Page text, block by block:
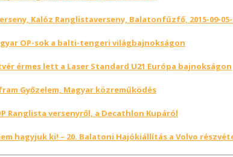
Kalóz Ranglistaverseny, Balatonfűzfő, 2015-09-05-
OP-sok a balti-tengeri világbajnokságon
érmes lett a Laser Standard U21 Európa bajnokságon
Győzelem, Magyar közreműködés
Ranglista versenyről, a Decathlon Kupáról
hagyjuk ki! – 20. Balatoni Hajókiállítás a Volvo